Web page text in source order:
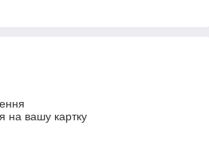
на вашу картку